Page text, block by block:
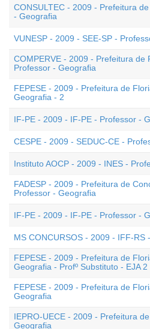
CONSULTEC - 2009 - Prefeitura
- Geografia
VUNESP - 2009 - SEE-SP -
COMPERVE - 2009 - Prefeitura de
Professor - Geografia
FEPESE - 2009 - Prefeitura de
Geografia - 2
IF-PE - 2009 - IF-PE - Professor -
CESPE - 2009 - SEDUC-CE -
Instituto AOCP - 2009 - INES -
FADESP - 2009 - Prefeitura de
Professor - Geografia
IF-PE - 2009 - IF-PE - Professor -
MS CONCURSOS - 2009 - IFF-RS
FEPESE - 2009 - Prefeitura de
Geografia - Profº Substituto - EJA 2
FEPESE - 2009 - Prefeitura de
Geografia
IEPRO-UECE - 2009 - Prefeitura
Geografia